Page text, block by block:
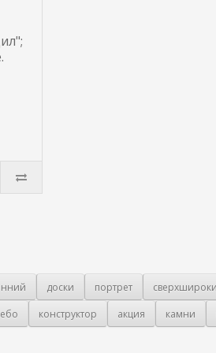
доски портрет
конструктор акция камни